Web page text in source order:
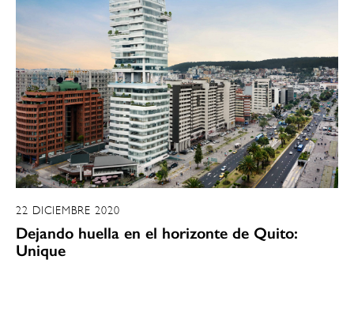
22 DICIEMBRE 2020
Dejando huella en el horizonte de Quito:
Unique